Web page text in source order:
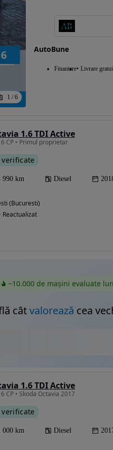
1 / 6
AutoBune
Finantare Livrare
1.6 TDI Active
CP • Primul proprietar
990 km Diesel
(Bucuresti)
Reactualizat
~10.000 de mașini evaluate
câtvalorează cea
1.6 TDI Active
CP • Skoda Octavia 2017
000 km Diesel